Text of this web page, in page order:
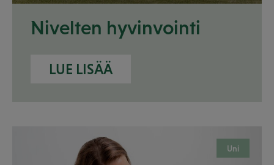
Nivelten hyvinvointi
LUE LISÄÄ
Uni